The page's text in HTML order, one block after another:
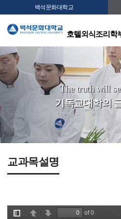
백석문화대학교
호텔외식조리학
The truth will
기독교대학의
교과목설명